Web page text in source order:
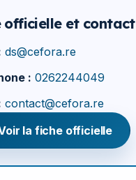
officielle et contact
ds@cefora.re
: 0262244049
contact@cefora.re
la fiche officielle